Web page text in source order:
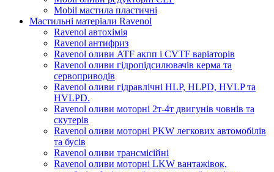
Mobil мастила пластичні
Мастильні матеріали Ravenol
Ravenol автохімія
Ravenol антифриз
Ravenol оливи ATF акпп і CVTF варіаторів
Ravenol оливи гідропідсилювачів керма та
сервоприводів
Ravenol оливи гідравлічні HLP, HLPD, HVLP та
HVLPD.
Ravenol оливи моторні 2т-4т двигунів човнів та
скутерів
Ravenol оливи моторні PKW легкових автомобілів
та бусів
Ravenol оливи трансмісійні
Ravenol оливи моторні LKW вантажівок,